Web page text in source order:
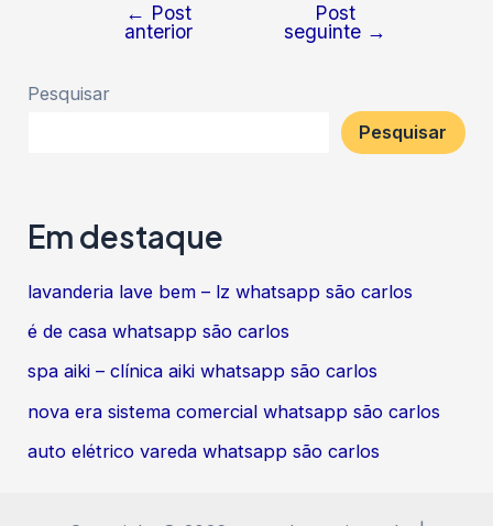
Navegação
Post
← Post
anterior
Post
seguinte →
Pesquisar
Pesquisar
Em destaque
lavanderia lave bem – lz whatsapp são carlos
é de casa whatsapp são carlos
spa aiki – clínica aiki whatsapp são carlos
nova era sistema comercial whatsapp são carlos
auto elétrico vareda whatsapp são carlos